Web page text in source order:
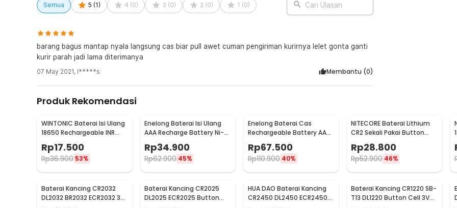
Kelengkapan Produk
1 x NITECORE Baterai Vape Rechargeable IMR18350 7A 3.7V 700mAh - NI18350A
Semua 5 (1) 4 (0) 3 (0) 2 (0) 1 (0) Cari Ulasan
barang bagus mantap nyala langsung cas biar pull awet cuman pengiriman kurirnya lelet gonta ganti
kurir parah jadi lama diterimanya
07 May 2021, I*****s Membantu (0)
Produk Rekomendasi
WINTONIC Baterai Isi Ulang
18650 Rechargeable INR
Rp17.500
Rp36.900 53%
Enelong Baterai Isi Ulang
AAA Recharge Battery Ni-
MH 1.2V 900mAh 4 PCS -
HR4
Rp34.900
Rp62.900 45%
Enelong Baterai Cas
Rechargeable Battery AA
Ni-MH 1.2V 2100mAh 4 PCS -
HR6
Rp67.500
Rp110.900 40%
NITECORE Baterai Lithium
CR2 Sekali Pakai Button
Top 3V 1 PCS - CR2
Rp28.800
Rp52.900 46%
Baterai Kancing CR2032
DL2032 BR2032 ECR2032 3V
Baterai Kancing CR2025
DL2025 ECR2025 Button
HUA DAO Baterai Kancing
CR2450 DL2450 ECR2450
Baterai Kancing CR1220 SB-
T13 DL1220 Button Cell 3V